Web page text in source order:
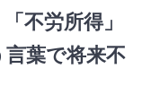
不労所得」
言葉で将来不